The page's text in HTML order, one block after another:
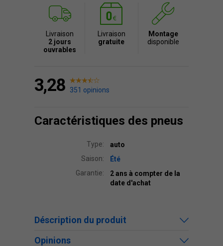
Livraison
2 jours
ouvrables
Livraison
gratuite
Montage
disponible
3,28 351 opinions
Caractéristiques des pneus
Type:
auto
Saison:
Été
Garantie:
2 ans à compter de la
date d'achat
Déscription du produit
Opinions